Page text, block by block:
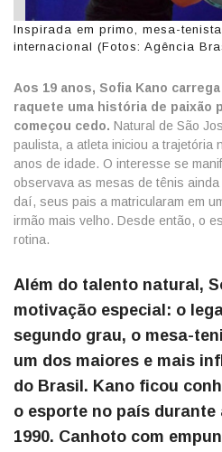
Inspirada em primo, mesa-
internacional (Fotos: Agência
Aos 19 anos, Sofia Kano
raquete uma história de paixão
começou cedo. Natural de São
paulista, a atleta iniciou a trajetória
anos de idade. O interesse se
observava as mesas de tênis
daí, seus pais a matricularam em
irmão mais velho. Desde então, o
rotina.
Além do talento natural,
motivação especial: o
segundo grau, o mesa-
um dos maiores e mais
do Brasil. Kano ficou
o esporte no país durante
1990. Canhoto com